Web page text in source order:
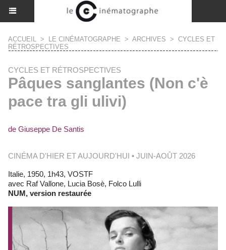
ACCUEIL > LE CINÉMATOGRAPHE > ARCHIVES > CYCLES ET
RÉTROSPECTIVES
CYCLES ET RÉTROSPECTIVES
Pâques sanglantes (Non c'è
pace tra gli ulivi)
de Giuseppe De Santis
CINÉMA D'HIER ET AUJOURD'HUI • JUIN-AOÛT 2026
Italie, 1950, 1h43, VOSTF
avec Raf Vallone, Lucia Bosè, Folco Lulli
NUM, version restaurée